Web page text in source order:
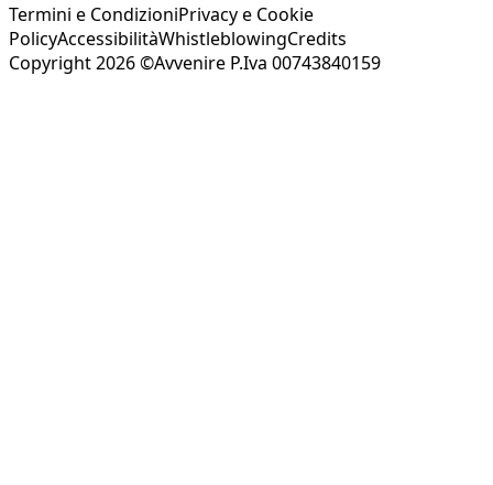
Termini e CondizioniPrivacy e Cookie
PolicyAccessibilitàWhistleblowingCredits
Copyright 2026 ©Avvenire P.Iva 00743840159